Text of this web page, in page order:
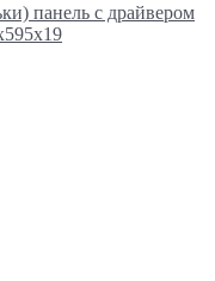
панель с драйвером